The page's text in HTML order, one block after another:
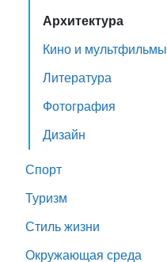
Архитектура
Кино и мультфильмы
Литература
Фотография
Дизайн
Спорт
Туризм
Стиль жизни
Окружающая среда